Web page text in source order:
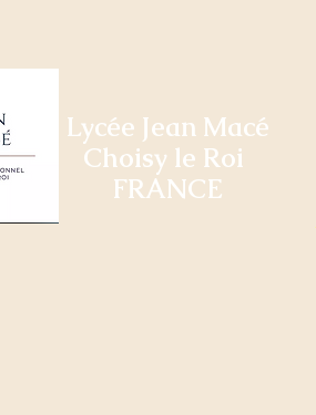
Lycée Jean Macé
Choisy le Roi
FRANCE